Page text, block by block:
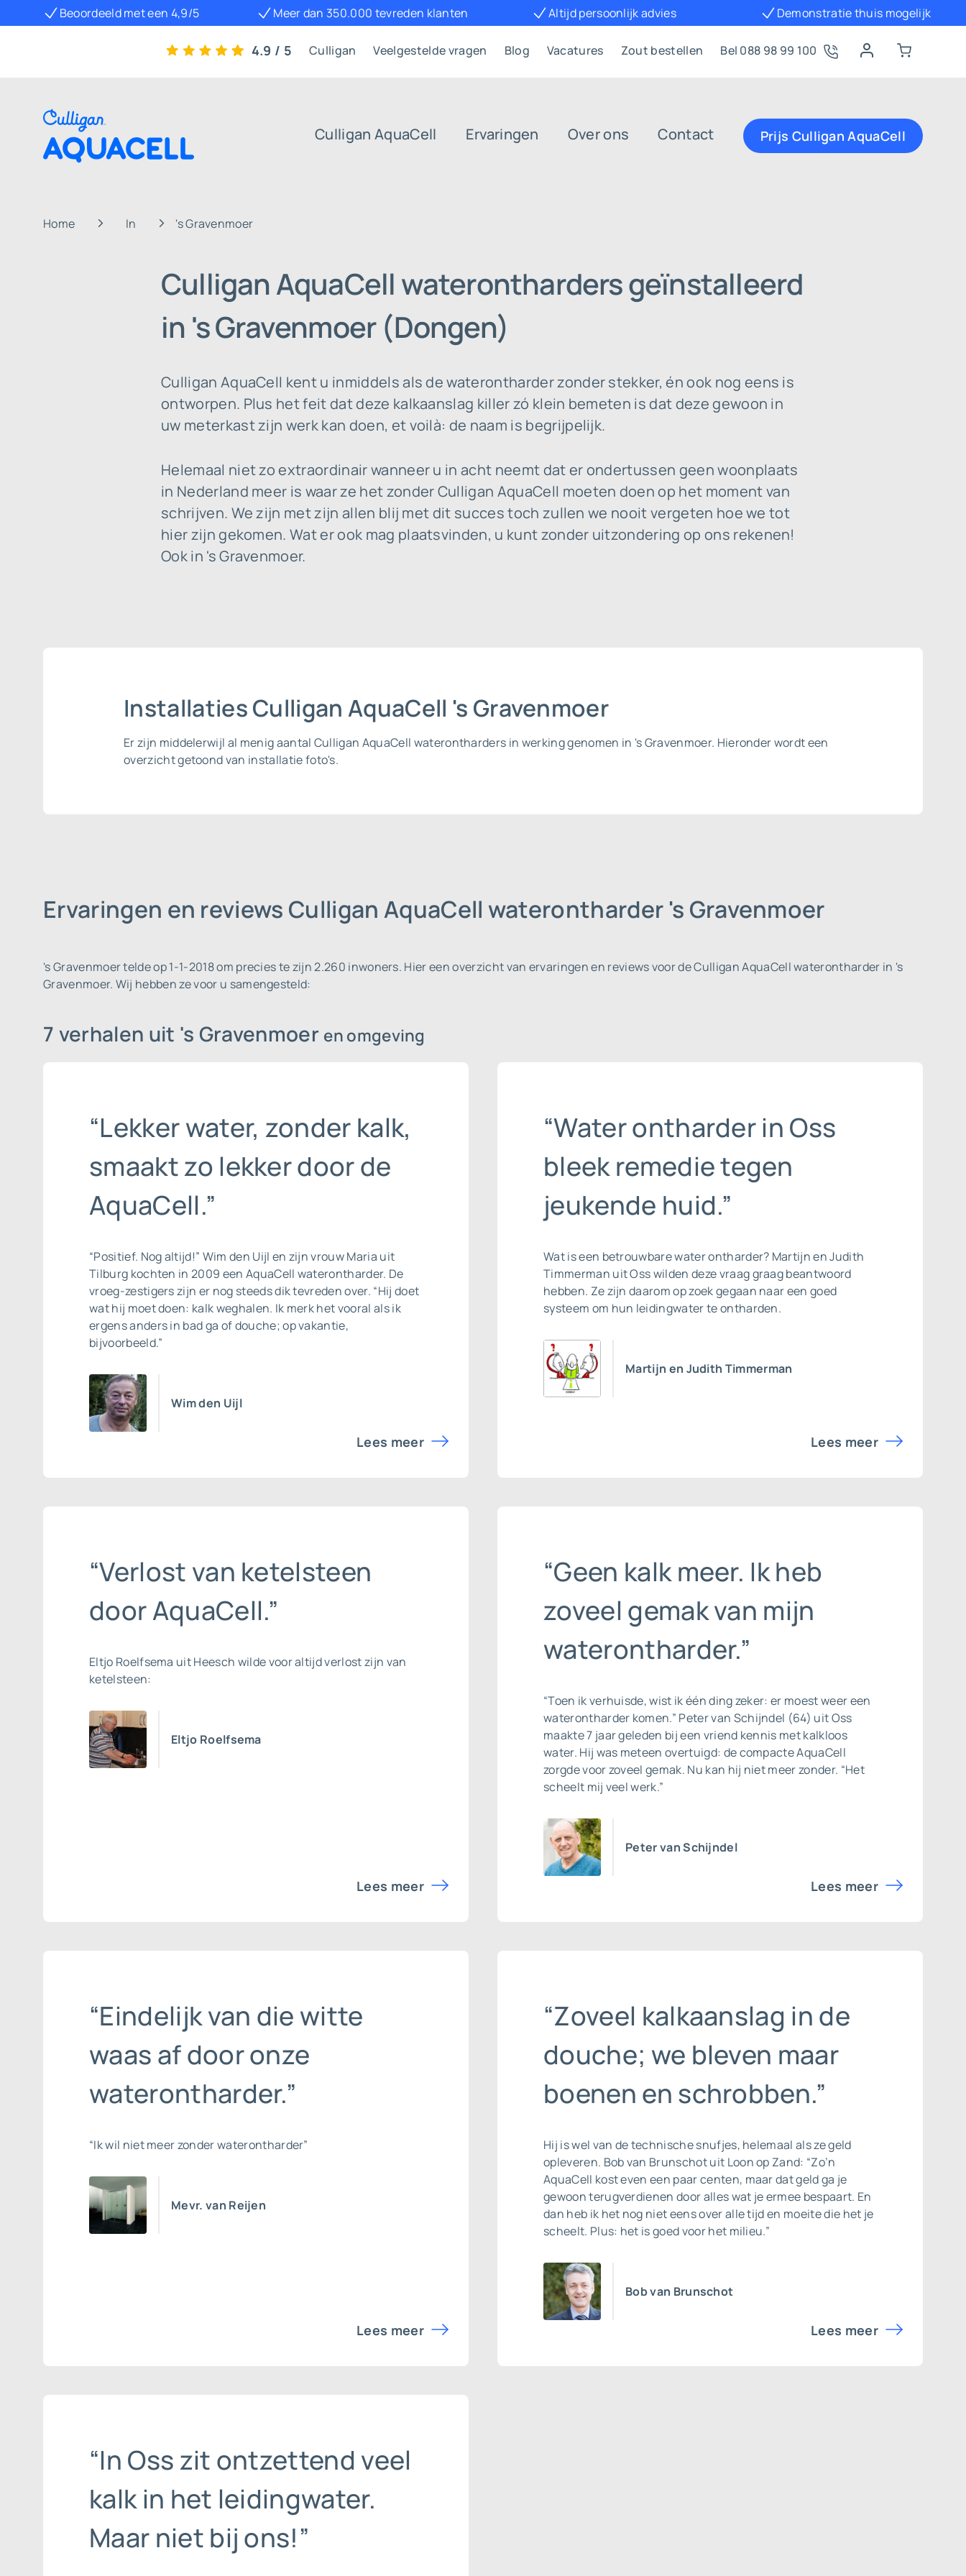
Beoordeeld met een 4,9/5 Meer dan 350.000 tevreden klanten Altijd persoonlijk advies Demonstratie thuis mogelijk
4.9 / 5 Culligan Veelgestelde vragen Blog Vacatures Zout bestellen Bel 088 98 99 100
Culligan AquaCell Ervaringen Over ons Contact Prijs Culligan AquaCell
Home In 's Gravenmoer
Culligan AquaCell waterontharders geïnstalleerd
in 's Gravenmoer (Dongen)
Culligan AquaCell kent u inmiddels als de waterontharder zonder stekker, én ook nog eens is
ontworpen. Plus het feit dat deze kalkaanslag killer zó klein bemeten is dat deze gewoon in
uw meterkast zijn werk kan doen, et voilà: de naam is begrijpelijk.
Helemaal niet zo extraordinair wanneer u in acht neemt dat er ondertussen geen woonplaats
in Nederland meer is waar ze het zonder Culligan AquaCell moeten doen op het moment van
schrijven. We zijn met zijn allen blij met dit succes toch zullen we nooit vergeten hoe we tot
hier zijn gekomen. Wat er ook mag plaatsvinden, u kunt zonder uitzondering op ons rekenen!
Ook in 's Gravenmoer.
Installaties Culligan AquaCell 's Gravenmoer
Er zijn middelerwijl al menig aantal Culligan AquaCell waterontharders in werking genomen in 's Gravenmoer. Hieronder wordt een
overzicht getoond van installatie foto's.
Ervaringen en reviews Culligan AquaCell waterontharder 's Gravenmoer
's Gravenmoer telde op 1-1-2018 om precies te zijn 2.260 inwoners. Hier een overzicht van ervaringen en reviews voor de Culligan AquaCell waterontharder in 's
Gravenmoer. Wij hebben ze voor u samengesteld:
7 verhalen uit 's Gravenmoer en omgeving
“Lekker water, zonder kalk,
smaakt zo lekker door de
AquaCell.”
“Positief. Nog altijd!” Wim den Uijl en zijn vrouw Maria uit
Tilburg kochten in 2009 een AquaCell waterontharder. De
vroeg-zestigers zijn er nog steeds dik tevreden over. “Hij doet
wat hij moet doen: kalk weghalen. Ik merk het vooral als ik
ergens anders in bad ga of douche; op vakantie,
bijvoorbeeld.”
Wim den Uijl
Lees meer
“Water ontharder in Oss
bleek remedie tegen
jeukende huid.”
Wat is een betrouwbarewater ontharder? Martijn en Judith
Timmerman uit Oss wilden deze vraag graag beantwoord
hebben. Ze zijn daarom op zoek gegaan naar een goed
systeem om hun leidingwater te ontharden.
Martijn en Judith Timmerman
Lees meer
“Verlost van ketelsteen
door AquaCell.”
Eltjo Roelfsema uit Heesch wilde voor altijd verlost zijn van
ketelsteen:
Eltjo Roelfsema
Lees meer
“Geen kalk meer. Ik heb
zoveel gemak van mijn
waterontharder.”
“Toen ik verhuisde, wist ik één ding zeker: er moest weer een
waterontharder komen.” Peter van Schijndel (64) uit Oss
maakte 7 jaar geleden bij een vriend kennis met kalkloos
water. Hij was meteen overtuigd: de compacte AquaCell
zorgde voor zoveel gemak. Nu kan hij niet meer zonder. “Het
scheelt mij veel werk.”
Peter van Schijndel
Lees meer
“Eindelijk van die witte
waas af door onze
waterontharder.”
“Ik wil niet meer zonder waterontharder”
Mevr. van Reijen
Lees meer
“Zoveel kalkaanslag in de
douche; we bleven maar
boenen en schrobben.”
Hij is wel van de technische snufjes, helemaal als ze geld
opleveren. Bob van Brunschot uit Loon op Zand: “Zo’n
AquaCell kost even een paar centen, maar dat geld ga je
gewoon terugverdienen door alles wat je ermee bespaart. En
dan heb ik het nog niet eens over alle tijd en moeite die het je
scheelt. Plus: het is goed voor het milieu.”
Bob van Brunschot
Lees meer
“In Oss zit ontzettend veel
kalk in het leidingwater.
Maar niet bij ons!”